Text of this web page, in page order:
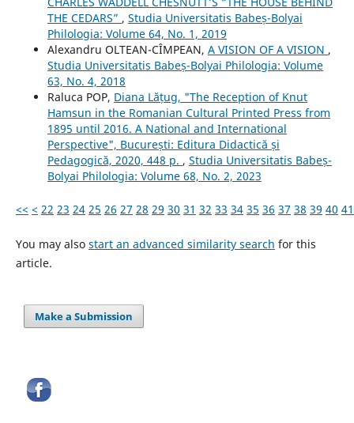
THE CEDARS” , Studia Universitatis Babeș-Bolyai
Philologia: Volume 64, No. 1, 2019
Alexandru OLTEAN-CÎMPEAN, A VISION OF A VISION ,
Studia Universitatis Babeș-Bolyai Philologia: Volume
63, No. 4, 2018
Raluca POP, Diana Lățug, "The Reception of Knut
Hamsun in the Romanian Cultural Printed Press from
1895 until 2016. A National and International
Perspective", București: Editura Didactică și
Pedagogică, 2020, 448 p. , Studia Universitatis Babeș-
Bolyai Philologia: Volume 68, No. 2, 2023
<< < 22 23 24 25 26 27 28 29 30 31 32 33 34 35 36 37 38 39 40 41
You may also start an advanced similarity search for this
article.
Make a Submission